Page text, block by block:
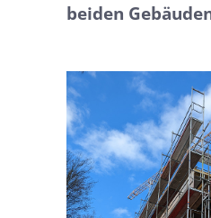
beiden